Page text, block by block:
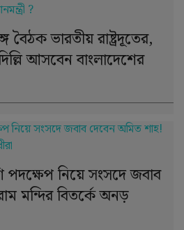
বৈঠক ভারতীয় রাষ্ট্রদূতের,
আসবেন বাংলাদেশের
পদক্ষেপ নিয়ে সংসদে জবাব
মন্দির বিতর্কে অনড়